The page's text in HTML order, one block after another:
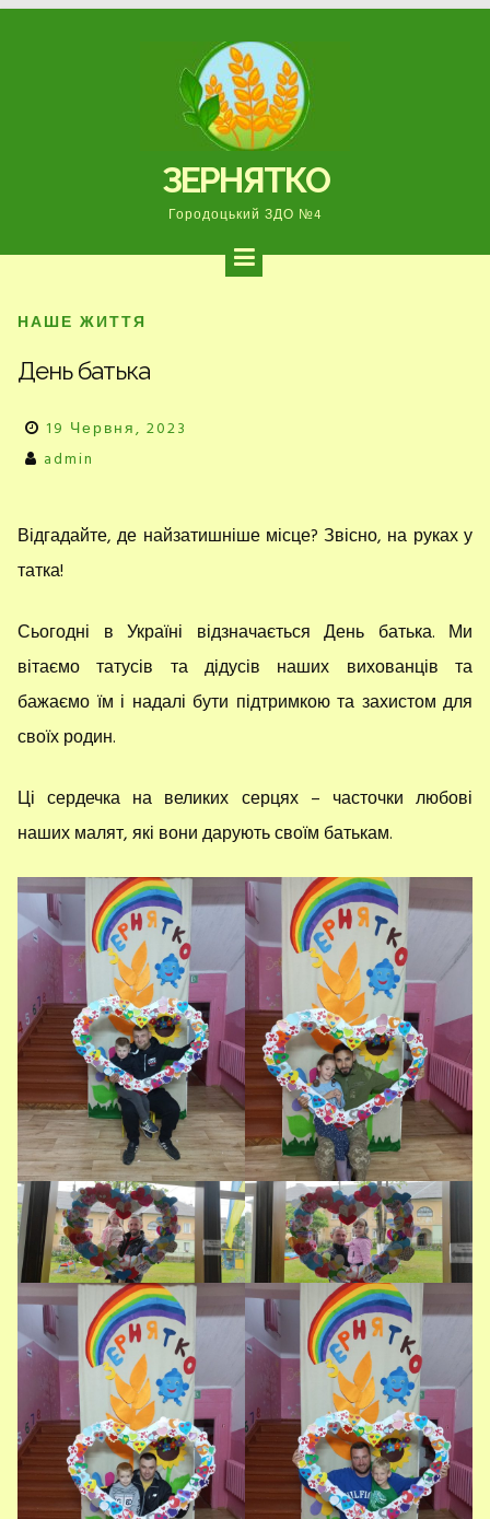
ЗЕРНЯТКО
Городоцький ЗДО №4
НАШЕ ЖИТТЯ
День батька
19 Червня, 2023
admin
Відгадайте, де найзатишніше місце? Звісно, на руках у
татка!
Сьогодні в Україні відзначається День батька. Ми
вітаємо татусів та дідусів наших вихованців та
бажаємо їм і надалі бути підтримкою та захистом для
своїх родин.
Ці сердечка на великих серцях – часточки любові
наших малят, які вони дарують своїм батькам.